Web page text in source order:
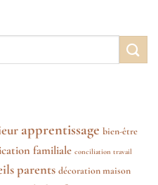
apprentissage bien-être
familiale conciliation travail
parents décoration maison